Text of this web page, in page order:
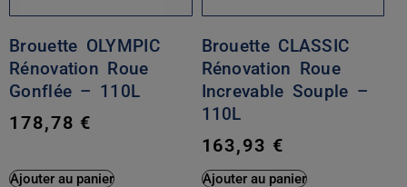
Brouette OLYMPIC
Rénovation Roue
Gonflée – 110L
178,78 €
Ajouter au panier
Brouette CLASSIC
Rénovation Roue
Increvable Souple –
110L
163,93 €
Ajouter au panier